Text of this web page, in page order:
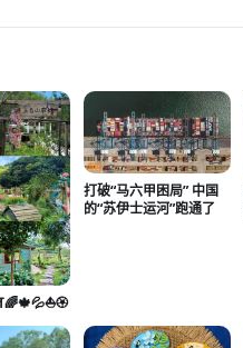
打破“马六甲困局” 中国
的“苏伊士运河”跑通了